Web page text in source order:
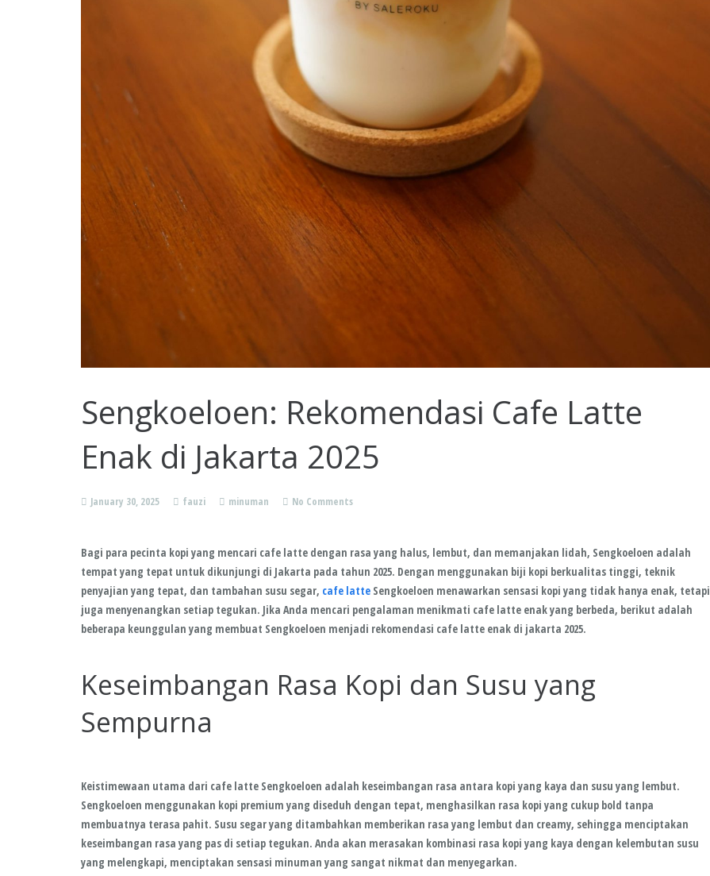
Sengkoeloen: Rekomendasi Cafe Latte
Enak di Jakarta 2025
January 30, 2025 fauzi minuman No Comments
Bagi para pecinta kopi yang mencari cafe latte dengan rasa yang halus, lembut, dan memanjakan lidah, Sengkoeloen adalah
tempat yang tepat untuk dikunjungi di Jakarta pada tahun 2025. Dengan menggunakan biji kopi berkualitas tinggi, teknik
penyajian yang tepat, dan tambahan susu segar, cafe latte Sengkoeloen menawarkan sensasi kopi yang tidak hanya enak, tetapi
juga menyenangkan setiap tegukan. Jika Anda mencari pengalaman menikmati cafe latte enak yang berbeda, berikut adalah
beberapa keunggulan yang membuat Sengkoeloen menjadi rekomendasi cafe latte enak di jakarta 2025.
Keseimbangan Rasa Kopi dan Susu yang
Sempurna
Keistimewaan utama dari cafe latte Sengkoeloen adalah keseimbangan rasa antara kopi yang kaya dan susu yang lembut.
Sengkoeloen menggunakan kopi premium yang diseduh dengan tepat, menghasilkan rasa kopi yang cukup bold tanpa
membuatnya terasa pahit. Susu segar yang ditambahkan memberikan rasa yang lembut dan creamy, sehingga menciptakan
keseimbangan rasa yang pas di setiap tegukan. Anda akan merasakan kombinasi rasa kopi yang kaya dengan kelembutan susu
yang melengkapi, menciptakan sensasi minuman yang sangat nikmat dan menyegarkan.